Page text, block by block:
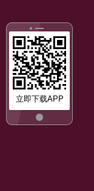
立即下载APP